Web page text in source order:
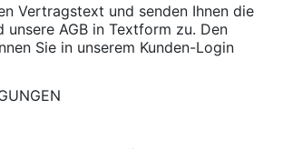
Vertragstext und senden Ihnen die
unsere AGB in Textform zu. Den
Sie in unserem Kunden-Login